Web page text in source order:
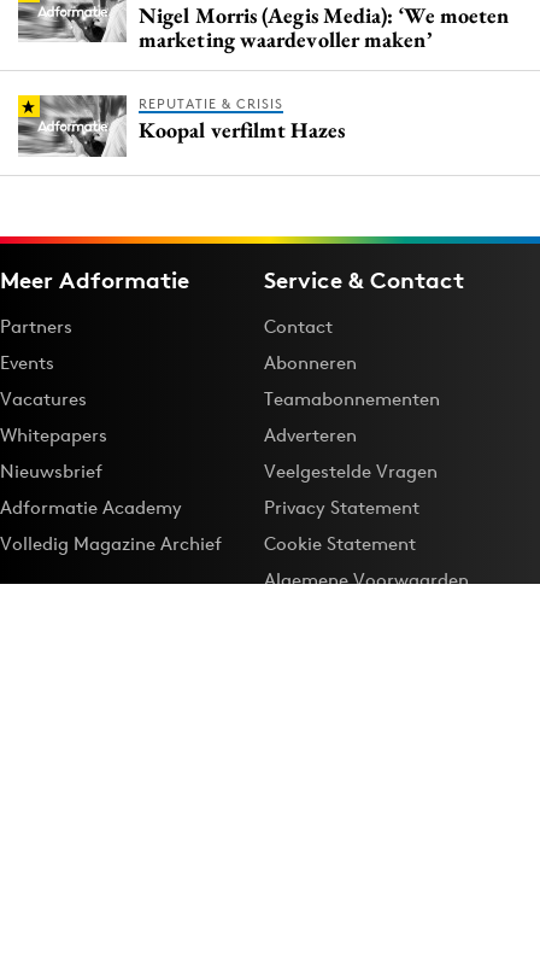
Nigel Morris (Aegis Media): ‘We moeten
marketing waardevoller maken’
REPUTATIE & CRISIS
Koopal verfilmt Hazes
Meer Adformatie
Partners
Events
Vacatures
Whitepapers
Nieuwsbrief
Adformatie Academy
Volledig Magazine Archief
Service & Contact
Contact
Abonneren
Teamabonnementen
Adverteren
Veelgestelde Vragen
Privacy Statement
Cookie Statement
Algemene Voorwaarden